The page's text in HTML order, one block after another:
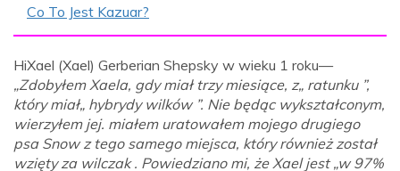
Co To Jest Kazuar?
HiXael (Xael) Gerberian Shepsky w wieku 1 roku—
„Zdobyłem Xaela, gdy miał trzy miesiące, z„ ratunku ”,
który miał„ hybrydy wilków ”. Nie będąc wykształconym,
wierzyłem jej. miałem uratowałem mojego drugiego
psa Snow z tego samego miejsca, który również został
wzięty za wilczak . Powiedziano mi, że Xael jest „w 97%